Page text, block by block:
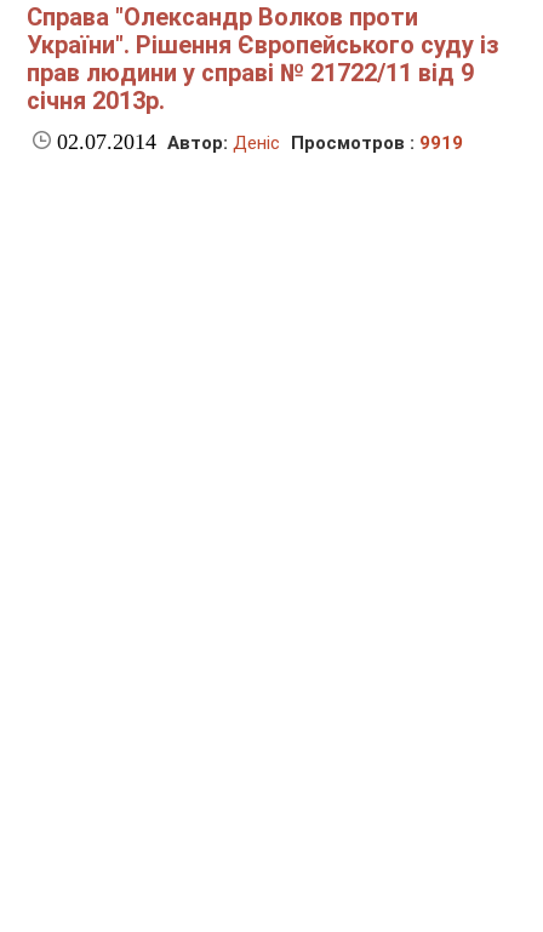
Справа "Олександр Волков проти
України". Рішення Європейського суду із
прав людини у справі № 21722/11 від 9
січня 2013р.
02.07.2014 Автор: Деніс Просмотров : 9919